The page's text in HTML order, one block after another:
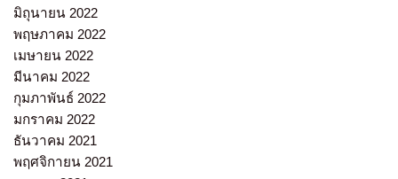
มิถุนายน 2022
พฤษภาคม 2022
เมษายน 2022
มีนาคม 2022
กุมภาพันธ์ 2022
มกราคม 2022
ธันวาคม 2021
พฤศจิกายน 2021